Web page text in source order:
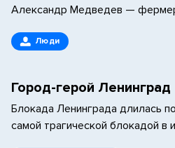
Александр Медведев —
Люди
Город-герой Ленинград
Блокада Ленинграда длилась
самой трагической блокадой в